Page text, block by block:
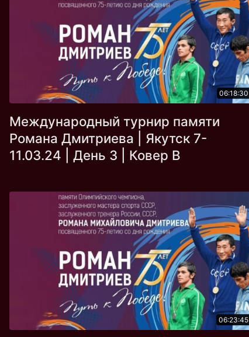
06:18:30
Международный турнир памяти
Романа Дмитриева | Якутск 7-
11.03.24 | День 3 | Ковер B
06:23:45